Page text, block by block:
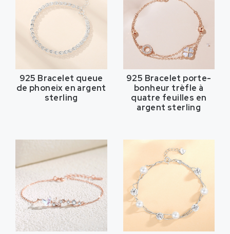
925 Bracelet queue
de phoneix en argent
sterling
925 Bracelet porte-
bonheur trèfle à
quatre feuilles en
argent sterling